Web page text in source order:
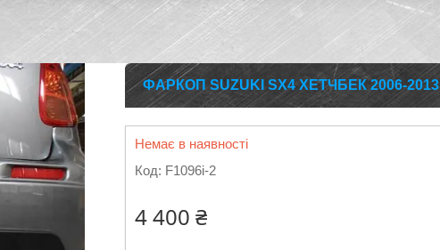
ФАРКОП SUZUKI SX4 ХЕТЧБЕК 2006-2013
Немає в наявності
Код: F1096i-2
4 400 ₴